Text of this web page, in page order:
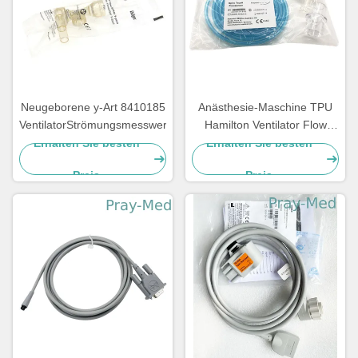
Neugeborene y-Art 8410185
VentilatorStrömungsmesswertgeberpolycarbonat
Erhalten Sie besten
Preis
Anästhesie-Maschine TPU
Hamilton Ventilator Flow
Sensor Compatible
Erhalten Sie besten
Preis